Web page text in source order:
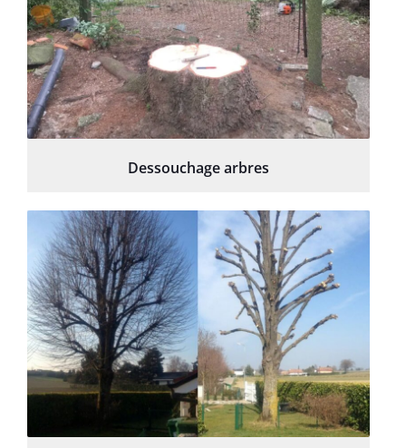
Dessouchage arbres